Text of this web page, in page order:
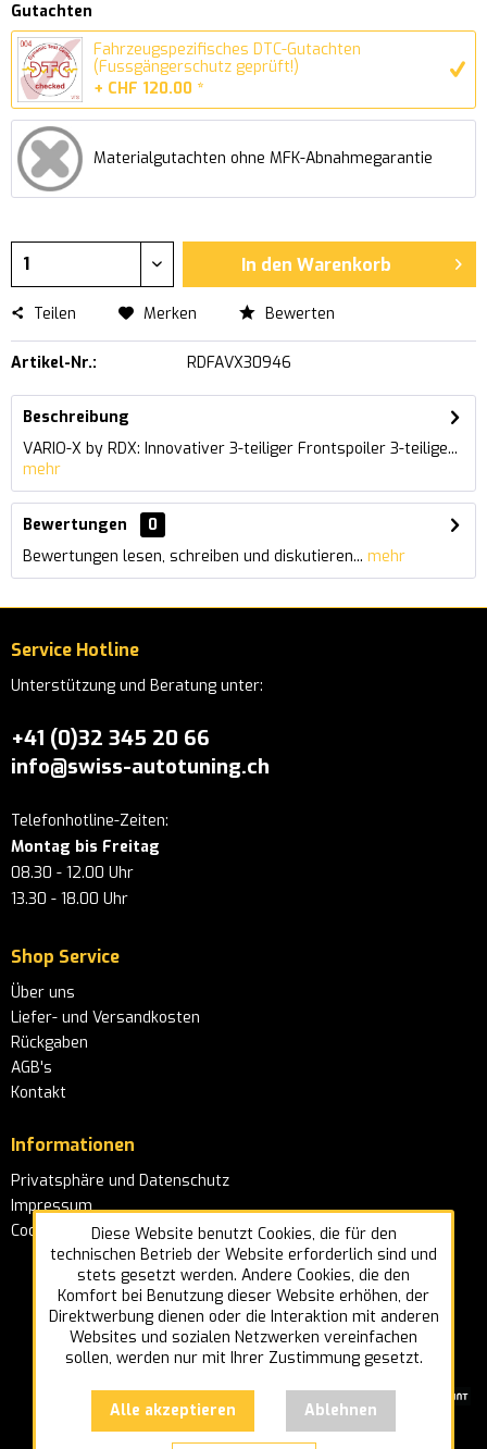
Gutachten
Fahrzeugspezifisches DTC-Gutachten
(Fussgängerschutz geprüft!)
+ CHF 120.00 *
Materialgutachten ohne MFK-Abnahmegarantie
In den Warenkorb
Teilen Merken Bewerten
Artikel-Nr.: RDFAVX30946
Beschreibung
VARIO-X by RDX: Innovativer 3-teiliger Frontspoiler 3-teilige...
mehr
Bewertungen
0
Bewertungen lesen, schreiben und diskutieren... mehr
Service Hotline
Unterstützung und Beratung unter:
+41 (0)32 345 20 66
info@swiss-autotuning.ch
Telefonhotline-Zeiten:
Montag bis Freitag
08.30 - 12.00 Uhr
13.30 - 18.00 Uhr
Shop Service
Über uns
Liefer- und Versandkosten
Rückgaben
AGB's
Kontakt
Informationen
Privatsphäre und Datenschutz
Impressum
Cookie-EinstellungenDiese Website benutzt Cookies, die für den
technischen Betrieb der Website erforderlich sind und
stets gesetzt werden. Andere Cookies, die den
Komfort bei Benutzung dieser Website erhöhen, der
Direktwerbung dienen oder die Interaktion mit anderen
Websites und sozialen Netzwerken vereinfachen
sollen, werden nur mit Ihrer Zustimmung gesetzt.
Alle akzeptieren Ablehnen